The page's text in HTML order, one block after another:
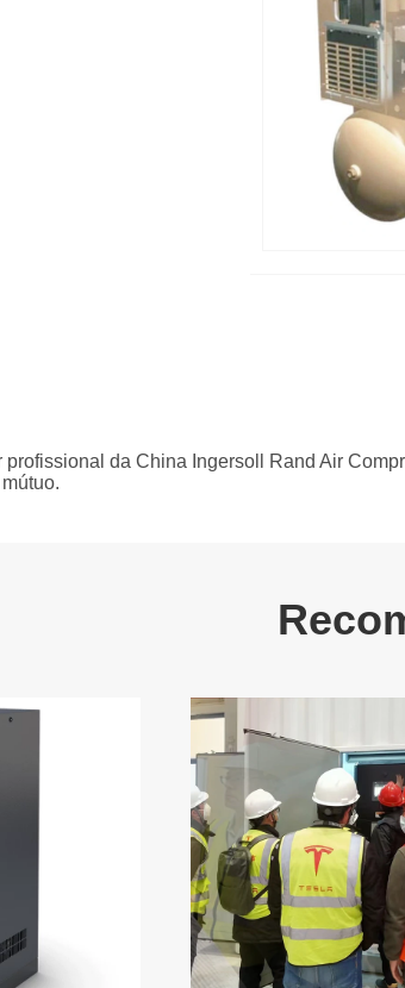
da China Ingersoll Rand Air